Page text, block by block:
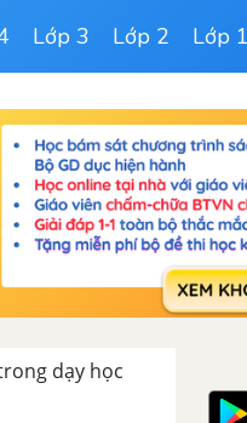
Lớp 3 Lớp 2 Lớp 1
dạy học